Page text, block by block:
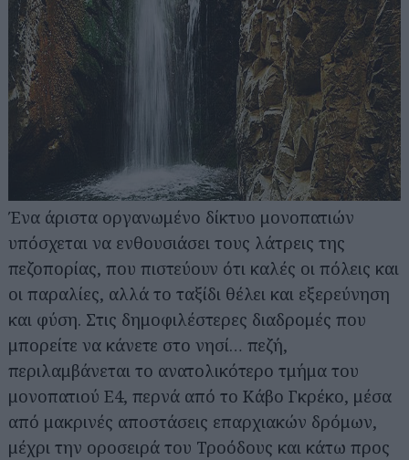
Ένα άριστα οργανωμένο δίκτυο μονοπατιών
υπόσχεται να ενθουσιάσει τους λάτρεις της
πεζοπορίας, που πιστεύουν ότι καλές οι πόλεις και
οι παραλίες, αλλά το ταξίδι θέλει και εξερεύνηση
και φύση. Στις δημοφιλέστερες διαδρομές που
μπορείτε να κάνετε στο νησί… πεζή,
περιλαμβάνεται το ανατολικότερο τμήμα του
μονοπατιού Ε4, περνά από το Κάβο Γκρέκο, μέσα
από μακρινές αποστάσεις επαρχιακών δρόμων,
μέχρι την οροσειρά του Τροόδους και κάτω προς